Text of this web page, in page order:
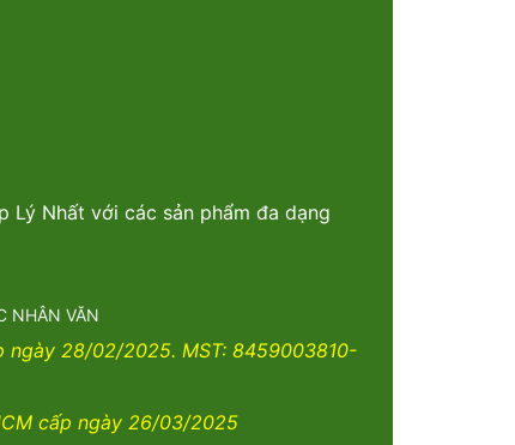
Lý Nhất với các sản phẩm đa dạng
NHÂN VĂN
ngày 28/02/2025. MST: 8459003810-
cấp ngày 26/03/2025